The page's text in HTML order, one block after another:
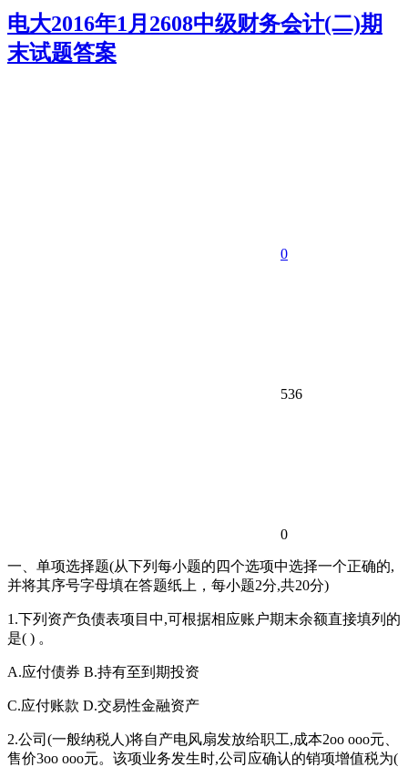
电大2016年1月2608中级财务会计(二)期
末试题答案
0
536
0
一、单项选择题(从下列每小题的四个选项中选择一个正确的,
并将其序号字母填在答题纸上，每小题2分,共20分)
1.下列资产负债表项目中,可根据相应账户期末余额直接填列的
是( ) 。
A.应付债券 B.持有至到期投资
C.应付账款 D.交易性金融资产
2.公司(一般纳税人)将自产电风扇发放给职工,成本2oo ooo元、
售价3oo ooo元。该项业务发生时,公司应确认的销项增值税为(